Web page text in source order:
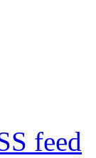
feed